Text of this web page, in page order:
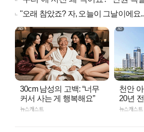
"오래 참았죠? 자, 오늘이 그날이에요
30cm 남성의 고백: “너무
커서 사는 게 행복해요”
뉴스캐스트
천안
20년
뉴스캐스트